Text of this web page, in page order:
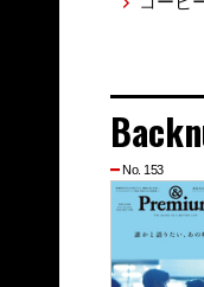
No. 153